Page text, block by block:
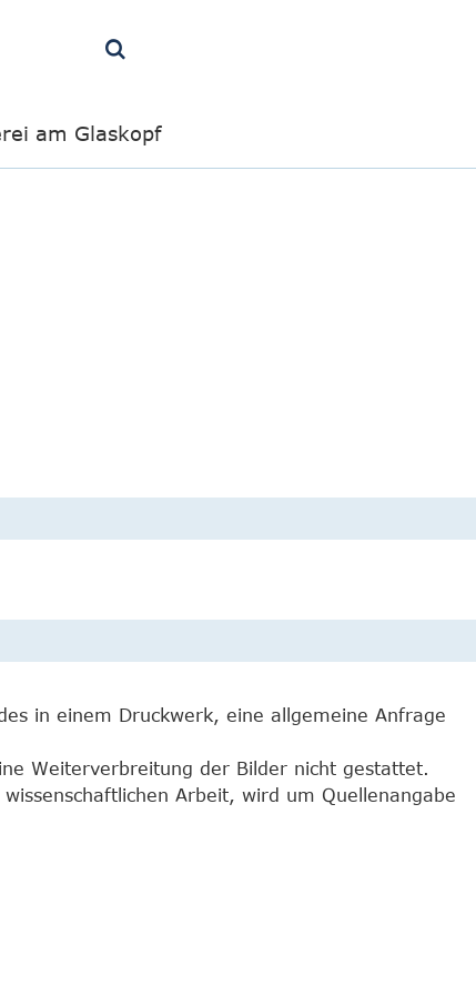
am Glaskopf
in einem Druckwerk, eine allgemeine Anfrage
Weiterverbreitung der Bilder nicht gestattet.
Arbeit, wird um Quellenangabe